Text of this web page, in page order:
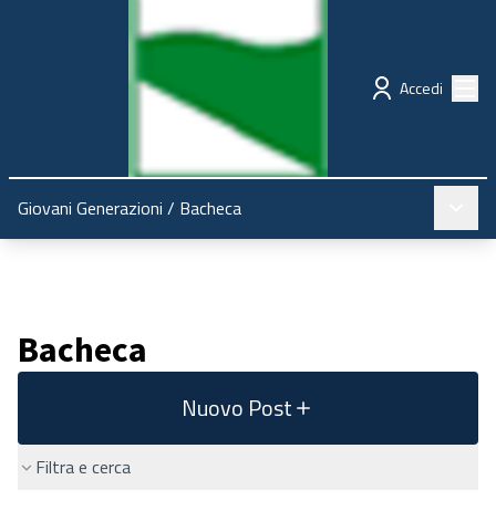
Regione Emilia-Romagna Partecipazione
Accedi
Giovani Generazioni / Bacheca
Bacheca
Nuovo Post
Filtra e cerca